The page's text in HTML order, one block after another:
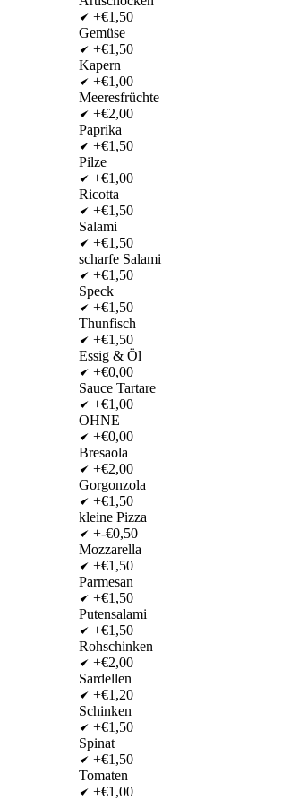
+€1,50
Gemüse
+€1,50
Kapern
+€1,00
Meeresfrüchte
+€2,00
Paprika
+€1,50
Pilze
+€1,00
Ricotta
+€1,50
Salami
+€1,50
scharfe Salami
+€1,50
Speck
+€1,50
Thunfisch
+€1,50
Essig & Öl
+€0,00
Sauce Tartare
+€1,00
OHNE
+€0,00
Bresaola
+€2,00
Gorgonzola
+€1,50
kleine Pizza
+-€0,50
Mozzarella
+€1,50
Parmesan
+€1,50
Putensalami
+€1,50
Rohschinken
+€2,00
Sardellen
+€1,20
Schinken
+€1,50
Spinat
+€1,50
Tomaten
+€1,00